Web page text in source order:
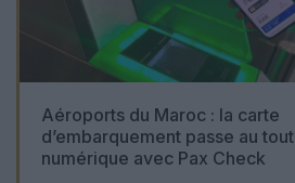
Aéroports du Maroc : la carte
d’embarquement passe au tout
numérique avec Pax Check